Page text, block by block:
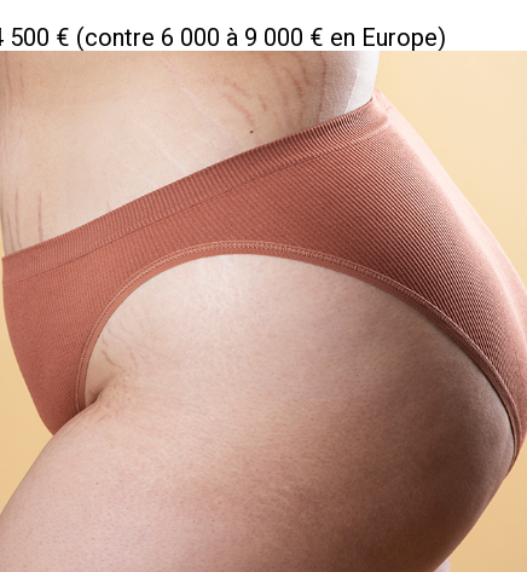
500 € (contre 6 000 à 9 000 € en Europe)